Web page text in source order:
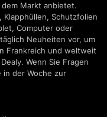
Markt anbietet.
Schutzfolien
Computer oder
Neuheiten vor, um
Frankreich und weltweit
Wenn Sie Fragen
in der Woche zur